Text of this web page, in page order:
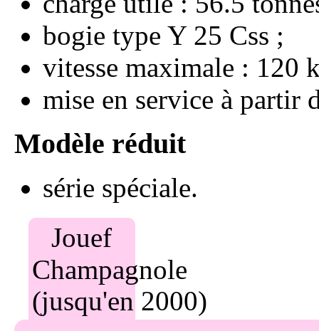
bogie type Y 25 Css
vitesse maximale : 120
mise en service à partir
série spéciale